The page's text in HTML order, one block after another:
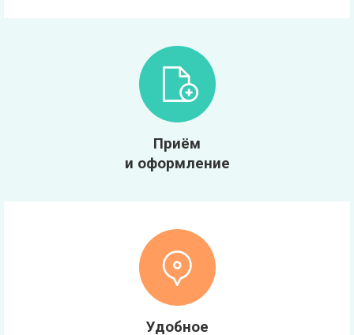
Приём
и оформление
Удобное